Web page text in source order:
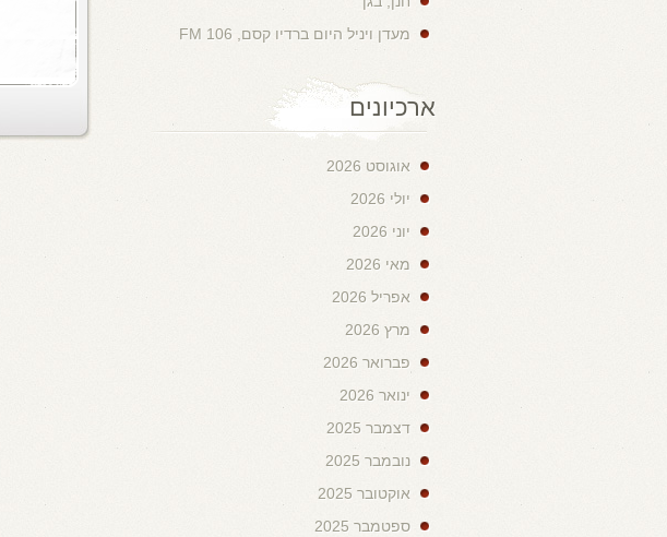
מעדן ויניל היום ברדיו קסם, 106 FM
ארכיונים
אוגוסט 2026
יולי 2026
יוני 2026
מאי 2026
אפריל 2026
מרץ 2026
פברואר 2026
ינואר 2026
דצמבר 2025
נובמבר 2025
אוקטובר 2025
ספטמבר 2025